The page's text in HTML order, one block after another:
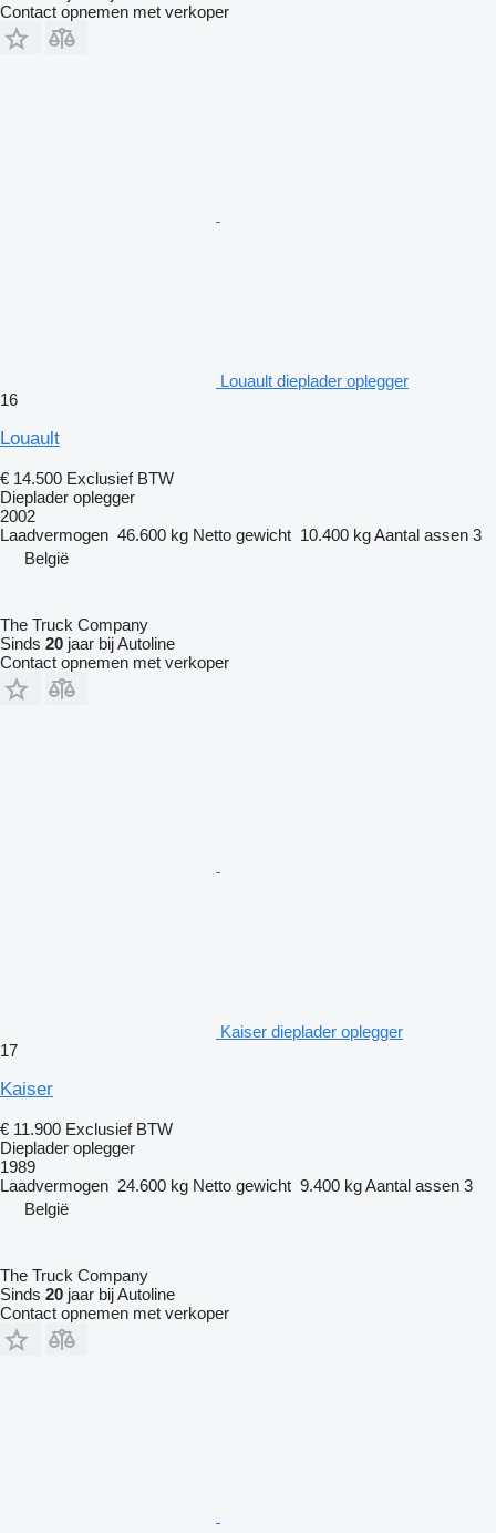
Contact opnemen met verkoper
Louault dieplader oplegger
16
Louault
€ 14.500 Exclusief BTW
Dieplader oplegger
2002
Laadvermogen 46.600 kg Netto gewicht 10.400 kgAantal assen 3
België
The Truck Company
Sinds 20 jaar bij Autoline
Contact opnemen met verkoper
Kaiser dieplader oplegger
17
Kaiser
€ 11.900 Exclusief BTW
Dieplader oplegger
1989
Laadvermogen 24.600 kg Netto gewicht 9.400 kgAantal assen 3
België
The Truck Company
Sinds 20 jaar bij Autoline
Contact opnemen met verkoper